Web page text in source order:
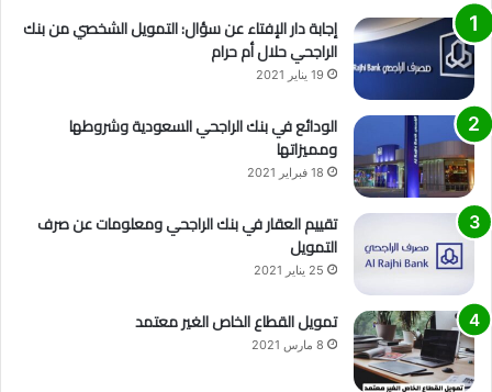
إجابة دار الإفتاء عن سؤال: التمويل الشخصي من بنك
الراجحي حلال أم حرام
19 يناير 2021
الودائع في بنك الراجحي السعودية وشروطها
ومميزاتها
18 فبراير 2021
تقييم العقار في بنك الراجحي ومعلومات عن صرف
التمويل
25 يناير 2021
تمويل القطاع الخاص الغير معتمد
8 مارس 2021